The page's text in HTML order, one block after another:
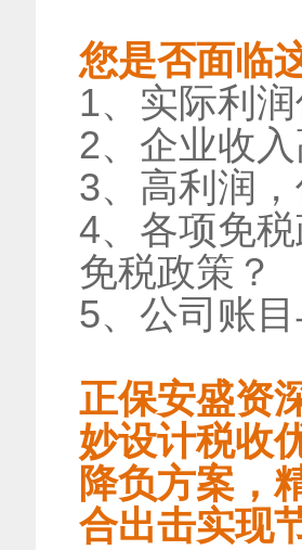
您是否面临
1、实际利
2、企业收
3、高利润
4、各项免
免税政策？
5、公司账
正保安盛资
妙设计税收
降负方案，
合出击实现